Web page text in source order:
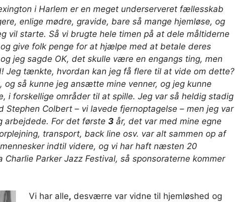
i Harlem er en meget underserveret fællesskab
enlige mødre, gravide, bare så mange hjemløse, og
vil starte. Så vi brugte hele timen på at dele måltiderne
give folk penge for at hjælpe med at betale deres
jeg sagde OK, det skulle være en engangs ting, men
Jeg tænkte, hvordan kan jeg få flere til at vide om dette?
så kunne jeg ansætte mine venner, og jeg kunne
i forskellige områder til at spille. Jeg var så heldig stadig
Stephen Colbert – vi lavede fjernoptagelse – men jeg var
arbejdede. For det første 3 år, det var med mine egne
transport, back line osv. var alt sammen op af
indtil videre, og vi har haft næsten 20
Parker Jazz Festival, så sponsoraterne kommer
Vi har alle, desværre var vidne til hjemløshed og